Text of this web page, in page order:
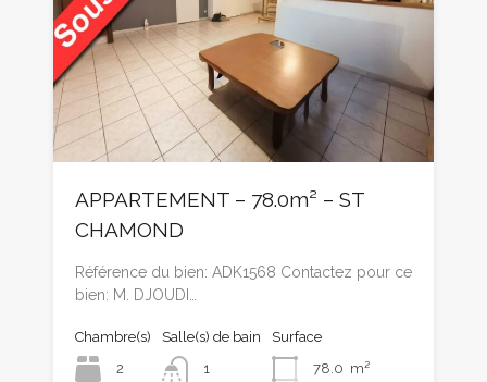
APPARTEMENT – 78.0m² – ST
CHAMOND
Référence du bien: ADK1568 Contactez pour ce
bien: M. DJOUDI…
Chambre(s)
2
Salle(s) de bain
1
Surface
78.0 m²